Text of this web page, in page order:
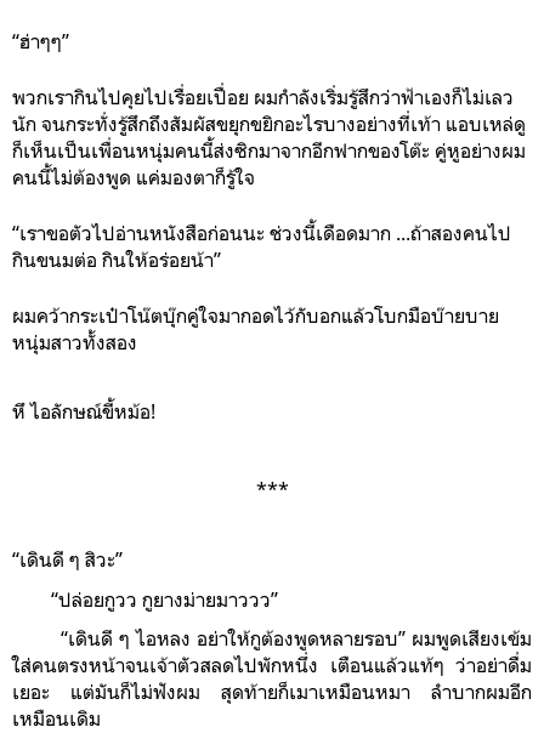
“ฮ่าๆๆ”
พวกเรากินไปคุยไปเรื่อยเปื่อย ผมกำลังเริ่มรู้สึกว่าฟ้าเองก็ไม่เลว
นัก จนกระทั่งรู้สึกถึงสัมผัสขยุกขยิกอะไรบางอย่างที่เท้า แอบเหล่ดู
ก็เห็นเป็นเพื่อนหนุ่มคนนี้ส่งซิกมาจากอีกฟากของโต๊ะ คู่หูอย่างผม
คนนี้ไม่ต้องพูด แค่มองตาก็รู้ใจ
“เราขอตัวไปอ่านหนังสือก่อนนะ ช่วงนี้เดือดมาก ...ถ้าสองคนไป
กินขนมต่อ กินให้อร่อยน้า”
ผมคว้ากระเป๋าโน๊ตบุ๊กคู่ใจมากอดไว้กับอกแล้วโบกมือบ๊ายบาย
หนุ่มสาวทั้งสอง
หึ ไอลักษณ์ขี้หม้อ!
***
“เดินดี ๆ สิวะ”
“ปล่อยกูวว กูยางม่ายมาววว”
“เดินดี ๆ ไอหลง อย่าให้กูต้องพูดหลายรอบ” ผมพูดเสียงเข้ม
ใส่คนตรงหน้าจนเจ้าตัวสลดไปพักหนึ่ง เตือนแล้วแท้ๆ ว่าอย่าดื่ม
เยอะ แต่มันก็ไม่ฟังผม สุดท้ายก็เมาเหมือนหมา ลำบากผมอีก
เหมือนเดิม